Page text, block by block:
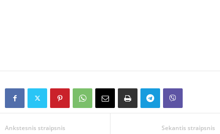
Ankstesnis straipsnis Sekantis straipsnis